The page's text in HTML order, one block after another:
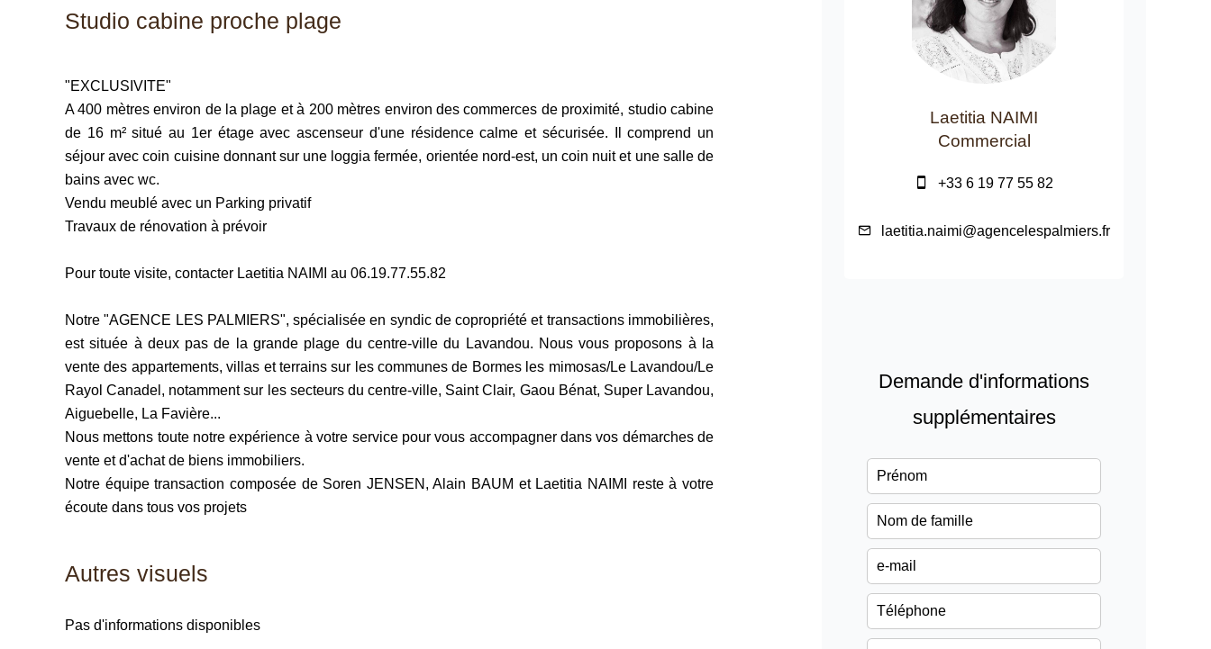
Studio cabine proche plage
"EXCLUSIVITE"
A 400 mètres environ de la plage et à 200 mètres environ des commerces de proximité, studio cabine
de 16 m² situé au 1er étage avec ascenseur d'une résidence calme et sécurisée. Il comprend un
séjour avec coin cuisine donnant sur une loggia fermée, orientée nord-est, un coin nuit et une salle de
bains avec wc.
Vendu meublé avec un Parking privatif
Travaux de rénovation à prévoir
Pour toute visite, contacter Laetitia NAIMI au 06.19.77.55.82
Notre "AGENCE LES PALMIERS", spécialisée en syndic de copropriété et transactions immobilières,
est située à deux pas de la grande plage du centre-ville du Lavandou. Nous vous proposons à la
vente des appartements, villas et terrains sur les communes de Bormes les mimosas/Le Lavandou/Le
Rayol Canadel, notamment sur les secteurs du centre-ville, Saint Clair, Gaou Bénat, Super Lavandou,
Aiguebelle, La Favière...
Nous mettons toute notre expérience à votre service pour vous accompagner dans vos démarches de
vente et d'achat de biens immobiliers.
Notre équipe transaction composée de Soren JENSEN, Alain BAUM et Laetitia NAIMI reste à votre
écoute dans tous vos projets
Autres visuels
Pas d'informations disponibles
Laetitia NAIMI
Commercial
+33 6 19 77 55 82
laetitia.naimi@agencelespalmiers.fr
Demande d'informations
supplémentaires